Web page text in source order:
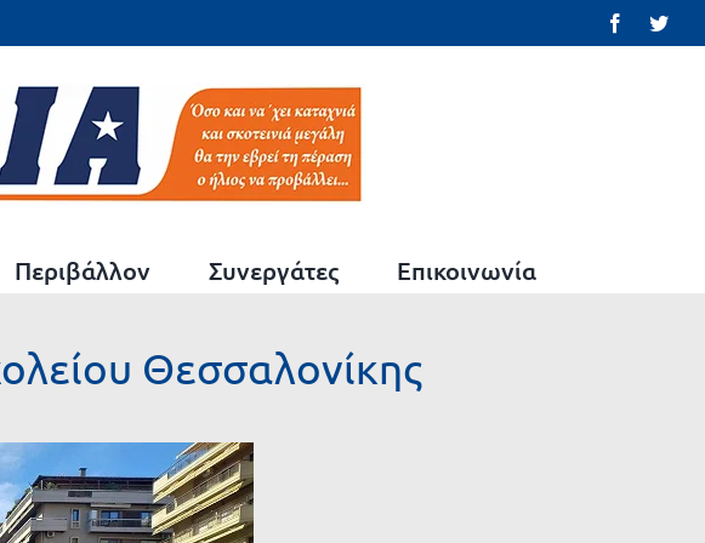
Facebook
Περιβάλλον Συνεργάτες Επικοινωνία
Θεσσαλονίκης